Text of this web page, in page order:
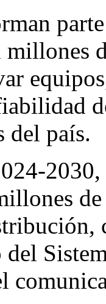
del país.